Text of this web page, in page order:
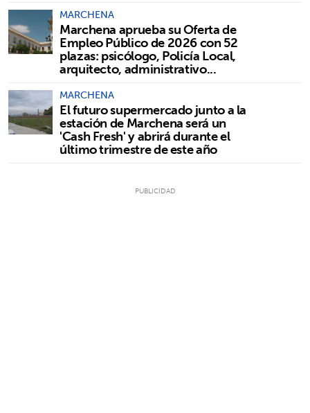
MARCHENA
Marchena aprueba su Oferta de
Empleo Público de 2026 con 52
plazas: psicólogo, Policía Local,
arquitecto, administrativo...
MARCHENA
El futuro supermercado junto a la
estación de Marchena será un
'Cash Fresh' y abrirá durante el
último trimestre de este año